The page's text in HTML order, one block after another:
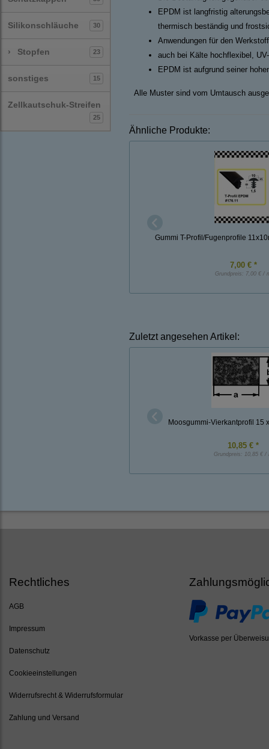
Silikonschläuche 30
› Stopfen 23
sonstiges 15
Zellkautschuk-Streifen
25
EPDM ist langfristig
thermisch beständig und
Anwendungen für den
auch bei Kälte hochflexibel,
EPDM ist aufgrund seiner
Alle Muster sind vom Umtausch
Ähnliche Produkte:
Gummi T-Profil/Fugenprofile
7,00 € *
Grundpreis: 7,00 € /
Zuletzt angesehen Artikel:
Moosgummi-Vierkantprofil 15
10,85 € *
Grundpreis: 10,85 € /
Rechtliches
AGB
Impressum
Datenschutz
Cookieeinstellungen
Widerrufsrecht & Widerrufsformular
Zahlung und Versand
Vorkasse per